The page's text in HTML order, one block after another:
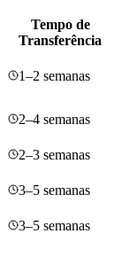
Tempo de
Transferência
1–2 semanas
2–4 semanas
2–3 semanas
3–5 semanas
3–5 semanas